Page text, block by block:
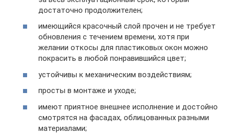
достаточно продолжителен;
имеющийся красочный слой прочен и не требует
обновления с течением времени, хотя при
желании откосы для пластиковых окон можно
покрасить в любой понравившийся цвет;
устойчивы к механическим воздействиям;
просты в монтаже и уходе;
имеют приятное внешнее исполнение и достойно
смотрятся на фасадах, облицованных разными
материалами;